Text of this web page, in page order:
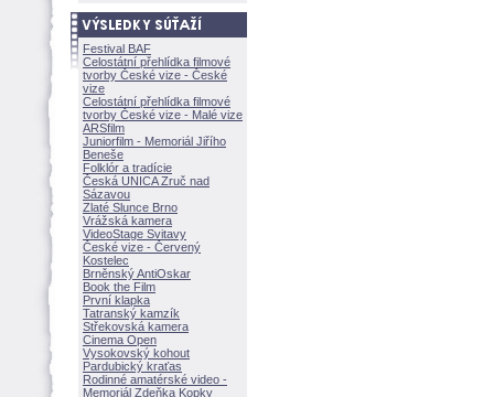
Festival BAF
Celostátní přehlídka filmové
tvorby České vize - České
vize
Celostátní přehlídka filmové
tvorby České vize - Malé vize
ARSfilm
Juniorfilm - Memoriál Jiřího
Beneše
Folklór a tradície
Česká UNICA Zruč nad
Sázavou
Zlaté Slunce Brno
Vrážská kamera
VideoStage Svitavy
České vize - Červený
Kostelec
Brněnský AntiOskar
Book the Film
První klapka
Tatranský kamzík
Střekovská kamera
Cinema Open
Vysokovský kohout
Pardubický kraťas
Rodinné amatérské video -
Memoriál Zdeňka Kopky